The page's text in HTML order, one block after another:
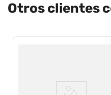
Otros clientes